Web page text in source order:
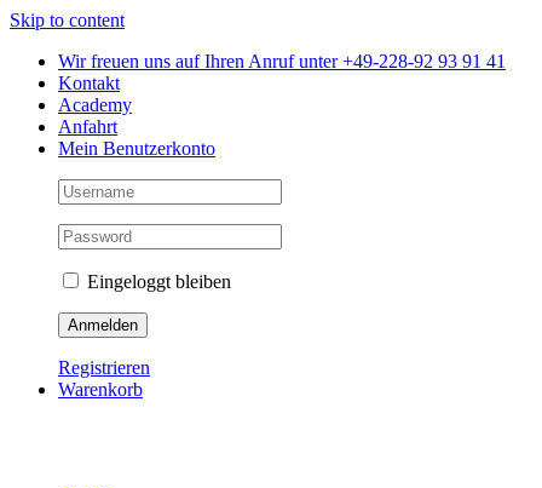
Skip to content
Wir freuen uns auf Ihren Anruf unter +49-228-92 93 91 41
Kontakt
Academy
Anfahrt
Mein Benutzerkonto
Eingeloggt bleiben
Registrieren
Warenkorb